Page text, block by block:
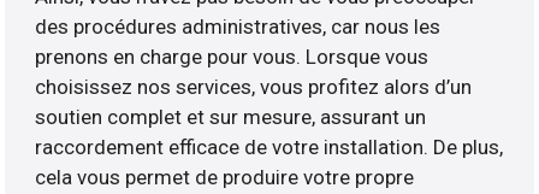
des procédures administratives, car nous les
prenons en charge pour vous. Lorsque vous
choisissez nos services, vous profitez alors d’un
soutien complet et sur mesure, assurant un
raccordement efficace de votre installation. De plus,
cela vous permet de produire votre propre